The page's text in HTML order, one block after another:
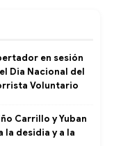
en sesión
Dia Nacional del
Voluntario
Carrillo y Yuban
la desidia y a la